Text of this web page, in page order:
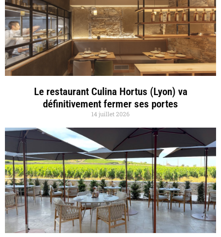
Le restaurant Culina Hortus (Lyon) va
définitivement fermer ses portes
14 juillet 2026